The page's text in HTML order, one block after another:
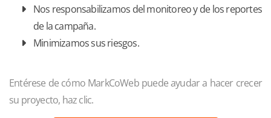
Nos responsabilizamos del monitoreo y de los reportes
de la campaña.
Minimizamos sus riesgos.
Entérese de cómo MarkCoWeb puede ayudar a hacer crecer
su proyecto, haz clic.